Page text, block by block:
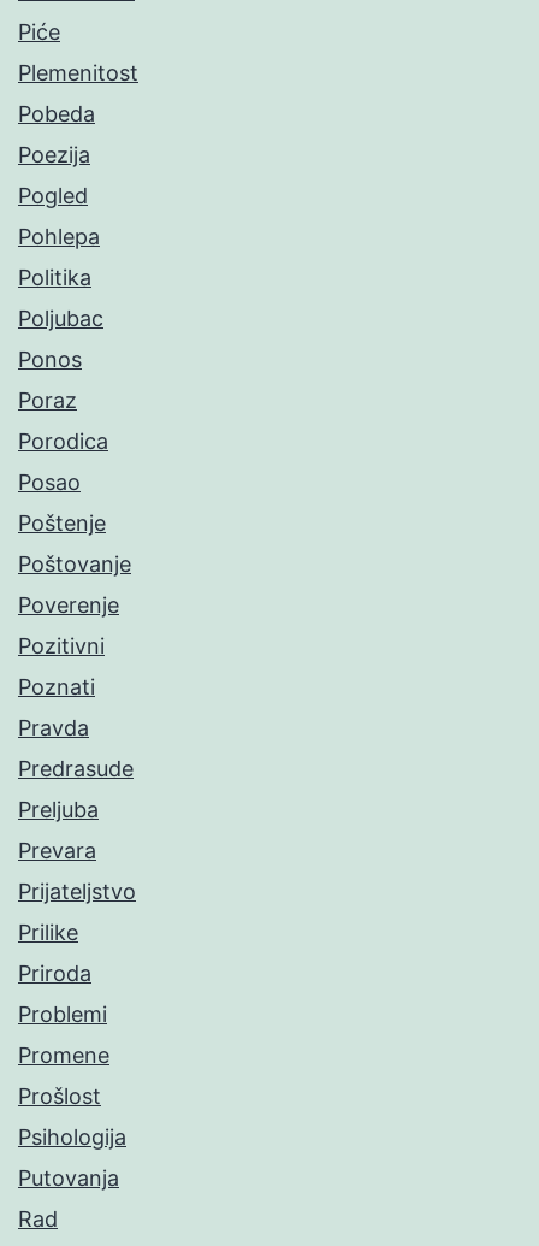
Piće
Plemenitost
Pobeda
Poezija
Pogled
Pohlepa
Politika
Poljubac
Ponos
Poraz
Porodica
Posao
Poštenje
Poštovanje
Poverenje
Pozitivni
Poznati
Pravda
Predrasude
Preljuba
Prevara
Prijateljstvo
Prilike
Priroda
Problemi
Promene
Prošlost
Psihologija
Putovanja
Rad